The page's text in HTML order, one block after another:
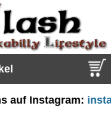
Suche
Instagram: